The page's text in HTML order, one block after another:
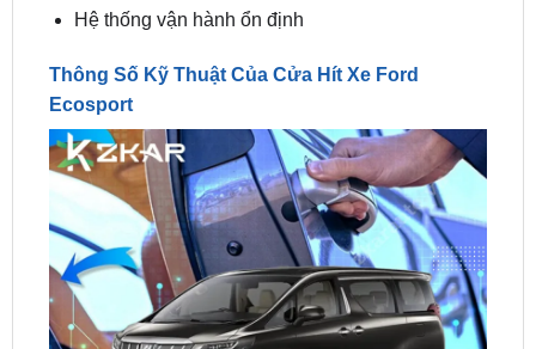
Thông Số Kỹ Thuật Của Cửa Hít Xe Ford